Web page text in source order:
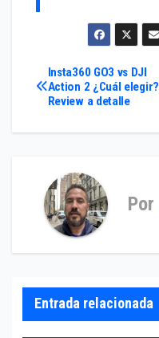
Navegación
de
Insta360 GO3 vs DJI
Action 2 ¿Cuál elegir?
Review a detalle
Por
Entrada relacionada